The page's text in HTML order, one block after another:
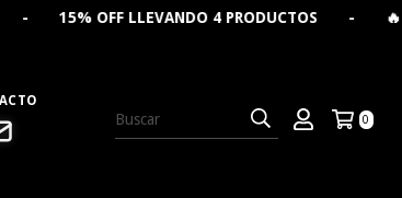
4 PRODUCTOS - 🔥 CREÁ TU
0